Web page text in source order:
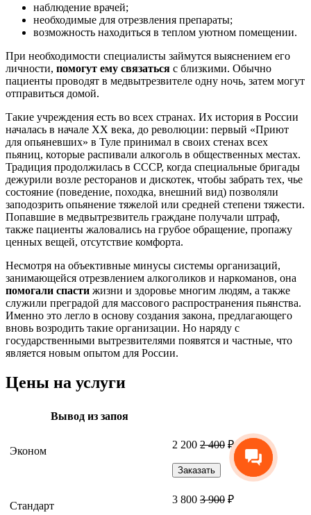
наблюдение врачей;
необходимые для отрезвления препараты;
возможность находиться в теплом уютном помещении.
При необходимости специалисты займутся выяснением его
личности, помогут ему связаться с близкими. Обычно
пациенты проводят в медвытрезвителе одну ночь, затем могут
отправиться домой.
Такие учреждения есть во всех странах. Их история в России
началась в начале XX века, до революции: первый «Приют
для опьяневших» в Туле принимал в своих стенах всех
пьяниц, которые распивали алкоголь в общественных местах.
Традиция продолжилась в СССР, когда специальные бригады
дежурили возле ресторанов и дискотек, чтобы забрать тех, чье
состояние (поведение, походка, внешний вид) позволяли
заподозрить опьянение тяжелой или средней степени тяжести.
Попавшие в медвытрезвитель граждане получали штраф,
также пациенты жаловались на грубое обращение, пропажу
ценных вещей, отсутствие комфорта.
Несмотря на объективные минусы системы организаций,
занимающейся отрезвлением алкоголиков и наркоманов, она
помогали спасти жизни и здоровье многим людям, а также
служили преградой для массового распространения пьянства.
Именно это легло в основу создания закона, предлагающего
вновь возродить такие организации. Но наряду с
государственными вытрезвителями появятся и частные, что
является новым опытом для России.
Цены на услуги
Вывод из запоя
Эконом
2 200 2 400 ₽
Заказать
Стандарт
3 800 3 900 ₽